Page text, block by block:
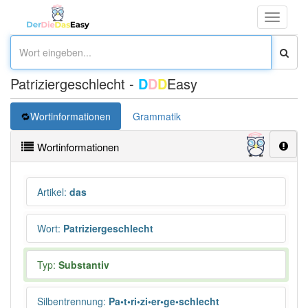
Toggle
Patriziergeschlecht - DDDEasy
Wortinformationen Grammatik
Wortinformationen
Artikel: das
Wort: Patriziergeschlecht
Typ: Substantiv
Silbentrennung: Pa•t•ri•zi•er•ge•schlecht